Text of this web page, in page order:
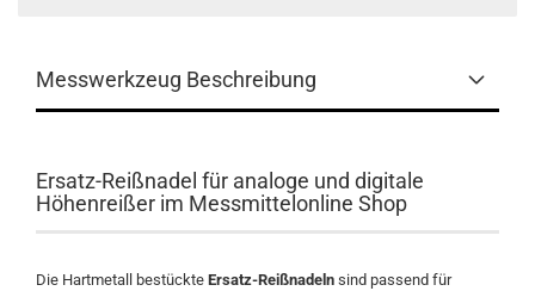
Messwerkzeug Beschreibung
Ersatz-Reißnadel für analoge und digitale
Höhenreißer im Messmittelonline Shop
Die Hartmetall bestückte Ersatz-Reißnadeln sind passend für